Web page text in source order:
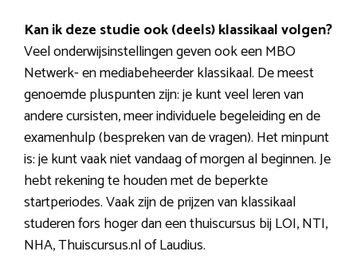
Kan ik deze studie ook (deels) klassikaal volgen?
Veel onderwijsinstellingen geven ook een MBO
Netwerk- en mediabeheerder klassikaal. De meest
genoemde pluspunten zijn: je kunt veel leren van
andere cursisten, meer individuele begeleiding en de
examenhulp (bespreken van de vragen). Het minpunt
is: je kunt vaak niet vandaag of morgen al beginnen. Je
hebt rekening te houden met de beperkte
startperiodes. Vaak zijn de prijzen van klassikaal
studeren fors hoger dan een thuiscursus bij LOI, NTI,
NHA, Thuiscursus.nl of Laudius.